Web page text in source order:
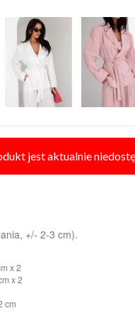
jest aktualnie
+/- 2-3 cm).
x 2
x 2
cm